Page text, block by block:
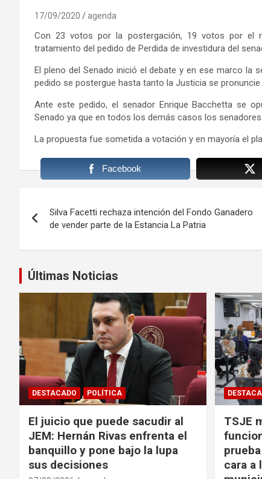
17/09/2020 agenda
Con 23 votos por la postergación, 19 votos por el
tratamiento del pedido de Perdida de investidura del
El pleno del Senado inició el debate y en ese marco la
pedido se postergue hasta tanto la Justicia se
Ante este pedido, el senador Enrique Bacchetta se
Senado ya que en todos los demás casos los
La propuesta fue sometida a votación y en mayoría el
Facebook
de
entradas
Silva Facetti rechaza intención del Fondo Ganadero
de vender parte de la Estancia La Patria
Últimas Noticias
DESTACADO POLÍTICA
El juicio que puede sacudir al
JEM: Hernán Rivas enfrenta el
banquillo y pone bajo la lupa
sus decisiones
TSJE
cara a